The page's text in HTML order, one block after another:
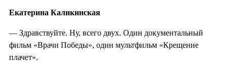
Екатерина Каликинская
— Здравствуйте. Ну, всего двух. Один документальный
фильм «Врачи Победы», один мультфильм «Крещение
плачет».